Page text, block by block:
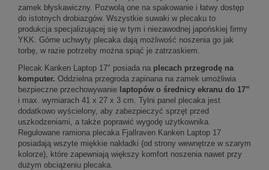
zamek błyskawiczny. Pozwolą one na spakowanie i łatwy dostęp
do istotnych drobiazgów. Wszystkie suwaki w plecaku to
produkcja specjalizującej się w tym i niezawodnej japońskiej firmy
YKK. Górne uchwyty plecaka dają możliwość noszenia go jak
torbę, w razie potrzeby można spiąć je zatrzaskiem.
Plecak Kanken Laptop 17" posiada na plecach przegrodę na
komputer. Oddzielna przegroda zapinana na zamek umożliwia
bezpieczne przechowywanie laptopów o średnicy ekranu do 17”
i max. wymiarach 41 x 27 x 3 cm. Tylni panel plecaka jest
dodatkowo wyścielony, aby zabezpieczyć sprzęt przed
uszkodzeniami, a także poprawić wygodę użytkownika.
Regulowane ramiona plecaka Fjallraven Kanken Laptop 17
posiadają wszyte miękkie nakładki (od strony wewnętrze w szarym
kolorze), które zapewniają większy komfort noszenia nawet przy
dużym obciążeniu plecaka.